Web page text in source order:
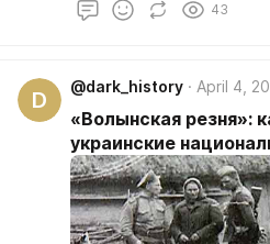
поэтому у нас до сих
43
D
@dark_history April 4,
«Волынская резня»:
украинские